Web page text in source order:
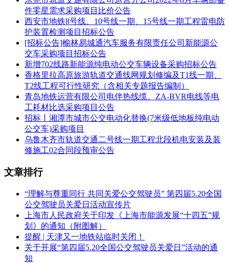
数据通信系统、车地无线通信系统更新
设置信号系统降级及后备运行模式
配置信号维护监测子系统
按信息安全三级等保要求实施网络安全改造
投标人要求
投标人须为境内合法注册的独立法人单位，具备2020年1月1日
以来城市轨道交通信号系统总包集成业绩
等相关要求。
本项目接受联合体投标，联合体单位不超过2家。
其他信息
投标文件递交截止时间：2026年2月6日9:30
评标方式：综合评估法
条款号
条款内
容
编列内容
件零星需求采购项目比价公告
西安市地铁8号线、10号线一期、15号线一期工程雷电防
护装置检测项目招标公告
[招标公告]榆林易城通汽车服务有限责任公司新能源公
交车采购项目招标公告
新增702线路新能源纯电动公交车辆设备采购招标公告
香格里拉高原旅游轨道交通线网规划修编及T1线一期、
T2线工程可行性研究（含相关专题报告编制）
青岛地铁运营有限公司电伴热线缆、ZA-BVR电线等电
工耗材比选采购项目公告
招标丨湘潭市城市公交电动化替换(7米级低地板纯电动
公交车)采购项目
乌鲁木齐市轨道交通二号线一期工程北段机电安装及装
修施工02合同段预审公告
文章排行
“理解与尊重同行 共同关爱公交驾驶员” 第四届5.20全国
公交驾驶员关爱日活动宣传片
上海市人民政府关于印发《上海市能源发展“十四五”规
划》的通知（附图解）
提醒 | 天津又一地铁站临时关闭！
关于开展“第四届5.20全国公交驾驶员关爱日”活动的通
知